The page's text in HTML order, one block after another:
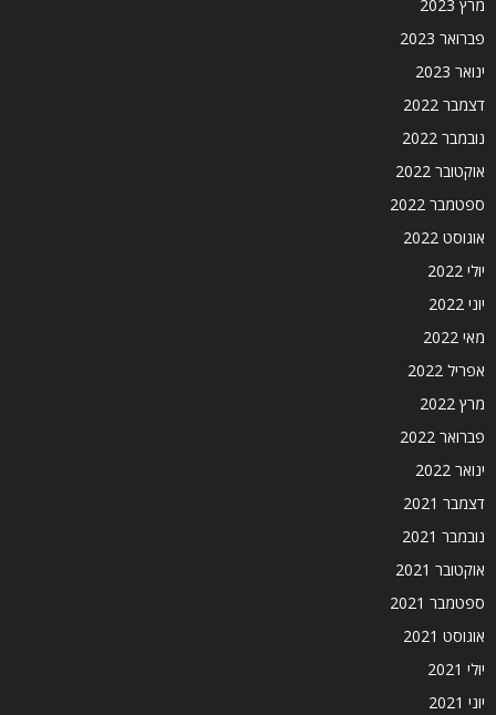
מרץ 2023
פברואר 2023
ינואר 2023
דצמבר 2022
נובמבר 2022
אוקטובר 2022
ספטמבר 2022
אוגוסט 2022
יולי 2022
יוני 2022
מאי 2022
אפריל 2022
מרץ 2022
פברואר 2022
ינואר 2022
דצמבר 2021
נובמבר 2021
אוקטובר 2021
ספטמבר 2021
אוגוסט 2021
יולי 2021
יוני 2021